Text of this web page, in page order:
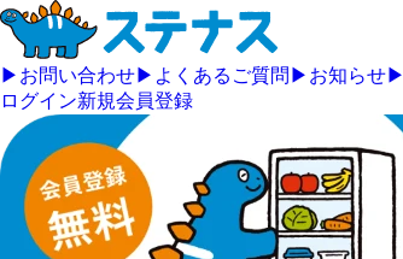
▶ お問い合わせ▶ よくあるご質問 ▶ お知らせ▶
ログイン新規会員登録